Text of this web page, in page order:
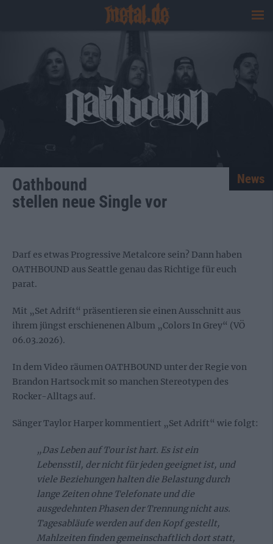
Oathbound
stellen neue Single vor
News
Darf es etwas Progressive Metalcore sein? Dann haben
OATHBOUND aus Seattle genau das Richtige für euch
parat.
Mit „Set Adrift“ präsentieren sie einen Ausschnitt aus
ihrem jüngst erschienenen Album „Colors In Grey“ (VÖ
06.03.2026).
In dem Video räumen OATHBOUND unter der Regie von
Brandon Hartsock mit so manchen Stereotypen des
Rocker-Alltags auf.
Sänger Taylor Harper kommentiert „Set Adrift“ wie folgt:
„Das Leben auf Tour ist hart. Es ist ein
Lebensstil, der nicht für jeden geeignet ist, und
viele Beziehungen halten die Belastung durch
lange Zeiten ohne Telefonate und die
ausgedehnten Phasen der Trennung nicht aus.
Tagesabläufe werden auf den Kopf gestellt,
Mahlzeiten finden gemeinschaftlich dort statt,